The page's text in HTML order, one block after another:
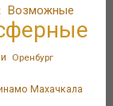
Возможные
Оренбург
Махачкала